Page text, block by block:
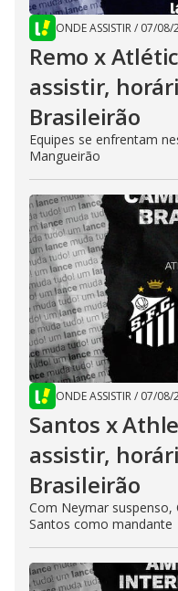
ONDE ASSISTIR/ 07/08/
Remo x
assistir,
Brasileirão
Equipes se enfrentam
Mangueirão
ONDE ASSISTIR/ 07/08/
Santos x
assistir,
Brasileirão
Com Neymar suspenso,
Santos como mandante